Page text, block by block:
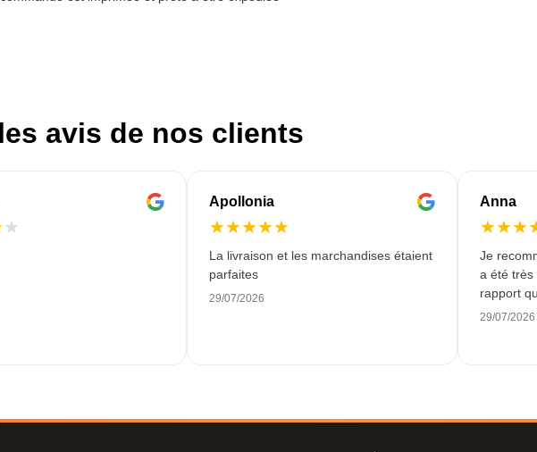
avis de nos clients
★
Apollonia
★★★★★
La livraison et les marchandises étaient
parfaites
29/07/2026
Anna
★★★
Je
a été très
rapport
29/07/2026